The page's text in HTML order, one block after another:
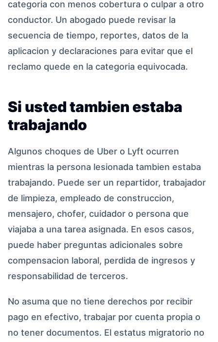
categoria con menos cobertura o culpar a otro
conductor. Un abogado puede revisar la
secuencia de tiempo, reportes, datos de la
aplicacion y declaraciones para evitar que el
reclamo quede en la categoria equivocada.
Si usted tambien estaba
trabajando
Algunos choques de Uber o Lyft ocurren
mientras la persona lesionada tambien estaba
trabajando. Puede ser un repartidor, trabajador
de limpieza, empleado de construccion,
mensajero, chofer, cuidador o persona que
viajaba a una tarea asignada. En esos casos,
puede haber preguntas adicionales sobre
compensacion laboral, perdida de ingresos y
responsabilidad de terceros.
No asuma que no tiene derechos por recibir
pago en efectivo, trabajar por cuenta propia o
no tener documentos. El estatus migratorio no